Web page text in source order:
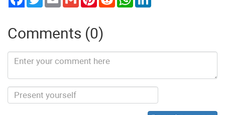
Comments (0)